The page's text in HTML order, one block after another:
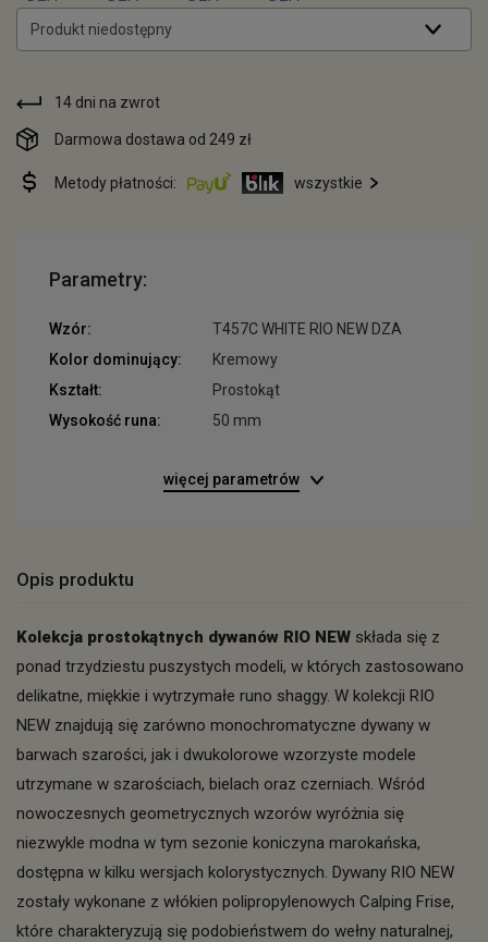
Produkt niedostępny
14 dni na zwrot
Darmowa dostawa od 249 zł
Metody płatności: wszystkie
Parametry:
Wzór:
T457C WHITE RIO NEW DZA
Kolor dominujący:
Kremowy
Kształt:
Prostokąt
Wysokość runa:
50 mm
więcej parametrów
Opis produktu
Kolekcja prostokątnych dywanów RIO NEW składa się z
ponad trzydziestu puszystych modeli, w których zastosowano
delikatne, miękkie i wytrzymałe runo shaggy. W kolekcji RIO
NEW znajdują się zarówno monochromatyczne dywany w
barwach szarości, jak i dwukolorowe wzorzyste modele
utrzymane w szarościach, bielach oraz czerniach. Wśród
nowoczesnych geometrycznych wzorów wyróżnia się
niezwykle modna w tym sezonie koniczyna marokańska,
dostępna w kilku wersjach kolorystycznych. Dywany RIO NEW
zostały wykonane z włókien polipropylenowych Calping Frise,
które charakteryzują się podobieństwem do wełny naturalnej,